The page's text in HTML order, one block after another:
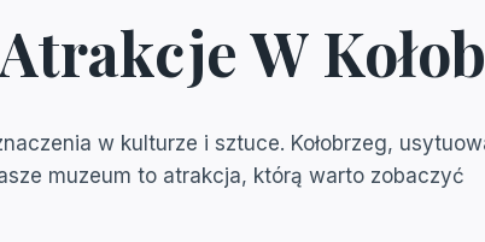
W
w kulturze i sztuce. Kołobrzeg,
muzeum to atrakcja, którą warto zobaczyć